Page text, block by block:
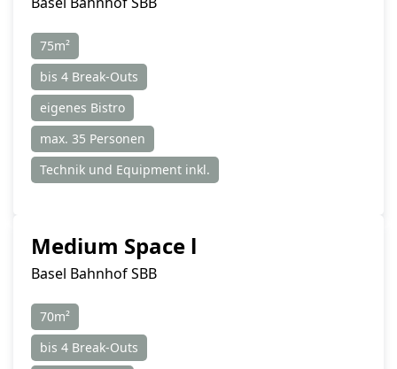
75m²
bis 4 Break-Outs
eigenes Bistro
max. 35 Personen
Technik und Equipment inkl.
Medium Space l
Basel Bahnhof SBB
70m²
bis 4 Break-Outs